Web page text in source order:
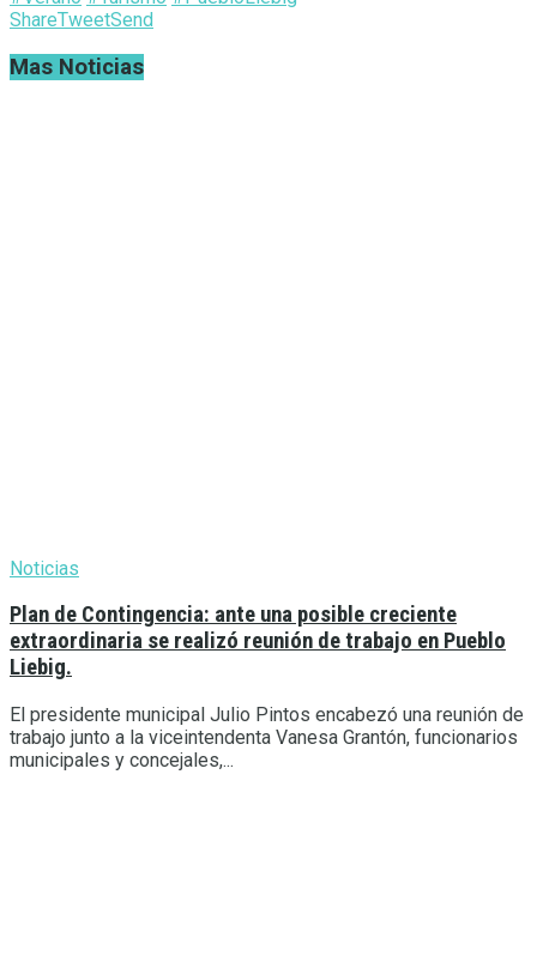
ShareTweetSend
Mas Noticias
Noticias
Plan de Contingencia: ante una posible creciente
extraordinaria se realizó reunión de trabajo en Pueblo
Liebig.
El presidente municipal Julio Pintos encabezó una reunión de
trabajo junto a la viceintendenta Vanesa Grantón, funcionarios
municipales y concejales,...